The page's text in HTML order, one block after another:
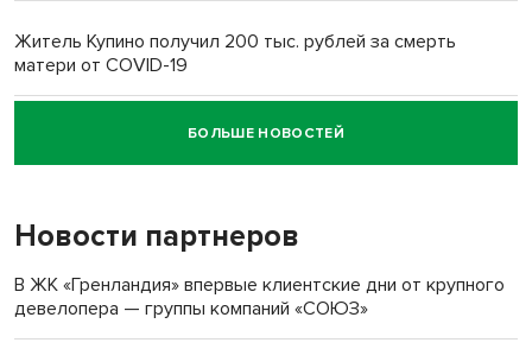
Житель Купино получил 200 тыс. рублей за смерть
матери от COVID-19
Новосибирский суд наказал водителя за смерть
пенсионерки на вокзале
БОЛЬШЕ НОВОСТЕЙ
Новости партнеров
В ЖК «Гренландия» впервые клиентские дни от крупного
девелопера — группы компаний «СОЮЗ»